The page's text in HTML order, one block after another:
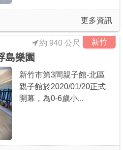
更多資訊
新竹
約 940 公尺
島樂園
新竹市第3間親子館-北區
親子館於2020/01/20正式
開幕，為0-6歲小...